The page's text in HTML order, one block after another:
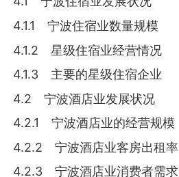
4.1.1 宁波住宿业数量规模
4.1.2 星级住宿业经营情况
4.1.3 主要的星级住宿企业
4.2 宁波酒店业发展状况
4.2.1 宁波酒店业的经营规模
4.2.2 宁波酒店业客房出租率
4.2.3 宁波酒店业消费者需求